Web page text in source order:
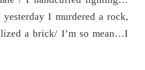
I murdered a rock,
a brick/ I’m so mean…I